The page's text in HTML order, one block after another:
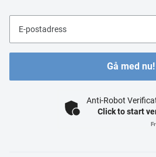
E-postadress
Gå med nu!
Anti-Robot
Click to start